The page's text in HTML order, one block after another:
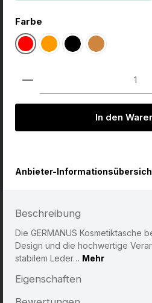
Farbe
Rot OrangeSchwarz
Braun
Produkt Anzahl: Gib den
In den
Anbieter-
Beschreibung
Die GERMANUS Kosmetiktasche
Design und die hochwertige
stabilem Leder… Mehr
Eigenschaften